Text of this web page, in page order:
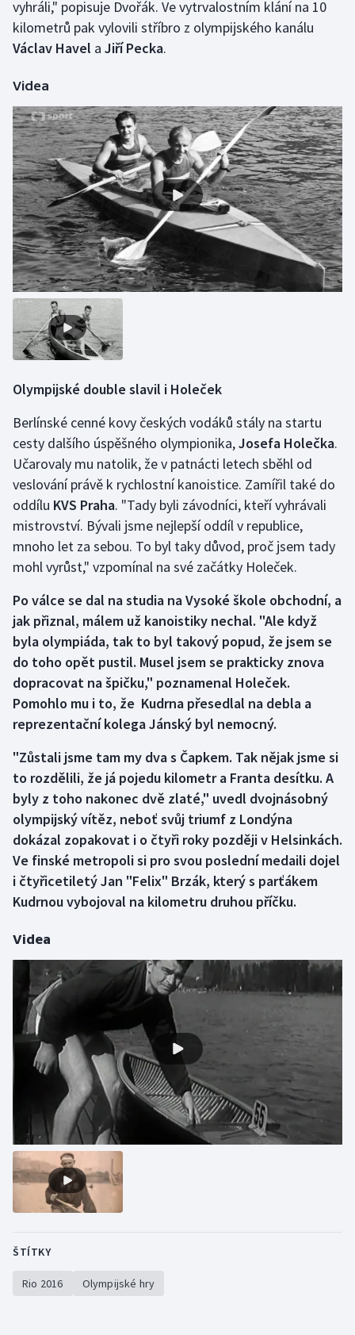
vyhráli," popisuje Dvořák. Ve vytrvalostním klání na 10
kilometrů pak vylovili stříbro z olympijského kanálu
Václav Havel a Jiří Pecka.
Videa
Olympijské double slavil i Holeček
Berlínské cenné kovy českých vodáků stály na startu
cesty dalšího úspěšného olympionika,Josefa Holečka.
Učarovaly mu natolik, že v patnácti letech sběhl od
veslování právě k rychlostní kanoistice. Zamířil také do
oddílu KVS Praha. "Tady byli závodníci, kteří vyhrávali
mistrovství. Bývali jsme nejlepší oddíl v republice,
mnoho let za sebou. To byl taky důvod, proč jsem tady
mohl vyrůst," vzpomínal na své začátky Holeček.
Po válce se dal na studia na Vysoké škole obchodní, a
jak přiznal, málem už kanoistiky nechal. "Ale když
byla olympiáda, tak to byl takový popud, že jsem se
do toho opět pustil. Musel jsem se prakticky znova
dopracovat na špičku," poznamenal Holeček.
Pomohlo mu i to, že Kudrna přesedlal na debla a
reprezentační kolega Jánský byl nemocný.
"Zůstali jsme tam my dva s Čapkem. Tak nějak jsme si
to rozdělili, že já pojedu kilometr a Franta desítku. A
byly z toho nakonec dvě zlaté," uvedl dvojnásobný
olympijský vítěz, neboť svůj triumf z Londýna
dokázal zopakovat i o čtyři roky později v Helsinkách.
Ve finské metropoli si pro svou poslední medaili dojel
i čtyřicetiletý Jan "Felix" Brzák, který s parťákem
Kudrnou vybojoval na kilometru druhou příčku.
Videa
ŠTÍTKY
Rio 2016 Olympijské hry